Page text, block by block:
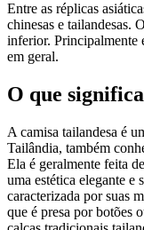
Entre as réplicas
chinesas e tailandesas.
inferior. Principalmente
em geral.
O que
A camisa tailandesa é
Tailândia, também
Ela é geralmente feita
uma estética elegante e
caracterizada por suas
que é presa por botões